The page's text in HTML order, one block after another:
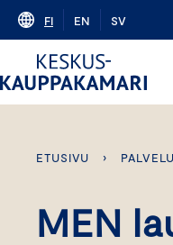
Skip
content
FI EN SV
ETUSIVU ›
MEN